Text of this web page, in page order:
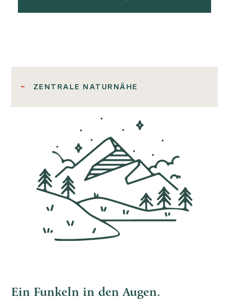
ZENTRALE NATURNÄHE
Ein Funkeln in den Augen.